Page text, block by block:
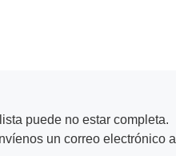
puede no estar completa.
un correo electrónico a